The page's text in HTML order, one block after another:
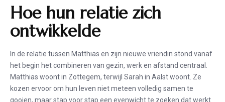
Hoe hun relatie zich
ontwikkelde
In de relatie tussen Matthias en zijn nieuwe vriendin stond vanaf
het begin het combineren van gezin, werk en afstand centraal.
Matthias woont in Zottegem, terwijl Sarah in Aalst woont. Ze
kozen ervoor om hun leven niet meteen volledig samen te
gooien, maar stap voor stap een evenwicht te zoeken dat werkt